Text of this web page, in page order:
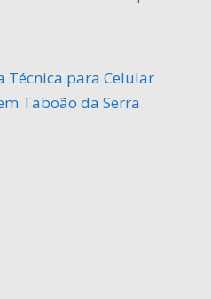
Técnica para Celular
Taboão da Serra